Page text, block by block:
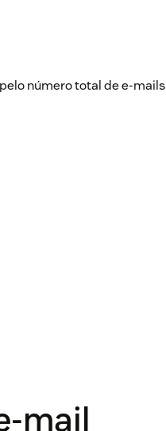
número total de e-mails
mail